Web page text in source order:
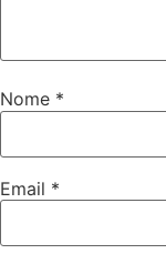
Nome *
Email *